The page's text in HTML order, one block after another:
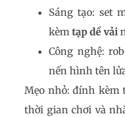
Sáng tạo: set
kèm tạp dề vải
Công nghệ:
nến hình tên
Mẹo nhỏ: đính kèm
thời gian chơi và